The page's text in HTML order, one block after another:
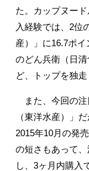
た。カップヌー
入経験では、2位
産）」に16.7ポ
のどん兵衛（日
ど、トップを独走
また、今回の注
（東洋水産）」
2015年10月の発
の短さもあって
し、3ヶ月内購入